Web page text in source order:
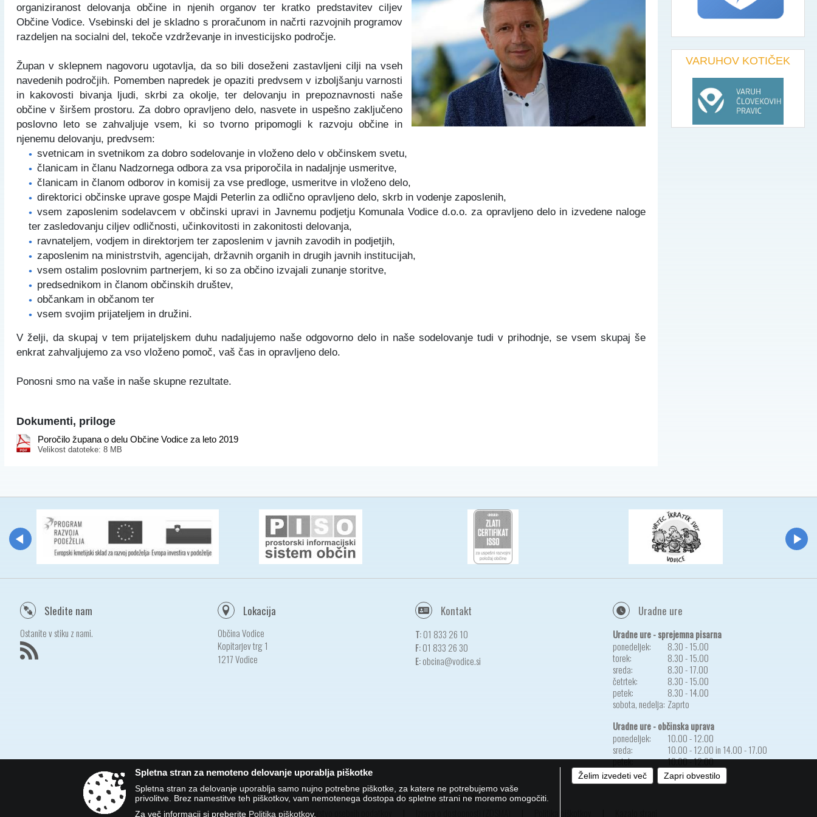
organiziranost delovanja občine in njenih organov ter kratko predstavitev ciljev
Občine Vodice. Vsebinski del je skladno s proračunom in načrti razvojnih programov
razdeljen na socialni del, tekoče vzdrževanje in investicijsko področje.
Župan v sklepnem nagovoru ugotavlja, da so bili doseženi zastavljeni cilji na vseh
navedenih področjih. Pomemben napredek je opaziti predvsem v izboljšanju varnosti
in kakovosti bivanja ljudi, skrbi za okolje, ter delovanju in prepoznavnosti naše
občine v širšem prostoru. Za dobro opravljeno delo, nasvete in uspešno zaključeno
poslovno leto se zahvaljuje vsem, ki so tvorno pripomogli k razvoju občine in
njenemu delovanju, predvsem:
svetnicam in svetnikom za dobro sodelovanje in vloženo delo v občinskem svetu,
članicam in članu Nadzornega odbora za vsa priporočila in nadaljnje usmeritve,
članicam in članom odborov in komisij za vse predloge, usmeritve in vloženo delo,
direktorici občinske uprave gospe Majdi Peterlin za odlično opravljeno delo, skrb in vodenje zaposlenih,
vsem zaposlenim sodelavcem v občinski upravi in Javnemu podjetju Komunala Vodice d.o.o. za opravljeno delo in izvedene naloge
ter zasledovanju ciljev odličnosti, učinkovitosti in zakonitosti delovanja,
ravnateljem, vodjem in direktorjem ter zaposlenim v javnih zavodih in podjetjih,
zaposlenim na ministrstvih, agencijah, državnih organih in drugih javnih institucijah,
vsem ostalim poslovnim partnerjem, ki so za občino izvajali zunanje storitve,
predsednikom in članom občinskih društev,
občankam in občanom ter
vsem svojim prijateljem in družini.
V želji, da skupaj v tem prijateljskem duhu nadaljujemo naše odgovorno delo in naše sodelovanje tudi v prihodnje, se vsem skupaj še
enkrat zahvaljujemo za vso vloženo pomoč, vaš čas in opravljeno delo.
Ponosni smo na vaše in naše skupne rezultate.
Dokumenti, priloge
Poročilo župana o delu Občine Vodice za leto 2019
Velikost datoteke: 8 MB
VARUHOV KOTIČEK
Sledite nam
Ostanite v stiku z nami.
Lokacija
Občina Vodice
Kopitarjev trg 1
1217 Vodice
Kontakt
T:01 833 26 10
F:01 833 26 30
E:obcina@vodice.si
Uradne ure
Uradne ure - sprejemna pisarna
ponedeljek:
8.30 - 15.00
torek:
8.30 - 15.00
sreda:
8.30 - 17.00
četrtek:
8.30 - 15.00
petek:
8.30 - 14.00
sobota, nedelja: Zaprto
Uradne ure - občinska uprava
ponedeljek:
10.00 - 12.00
sreda:
10.00 - 12.00 in 14.00 - 17.00
petek:
10.00 - 12.00
Zasnova, izvedba in vzdrževanje: Sigmateh d.o.o.
Splošni pogoji spletne strani
| Center za varstvo osebnih podatkov
Spletna stran za nemoteno delovanje uporablja piškotke
Spletna stran za delovanje uporablja samo nujno potrebne piškotke, za katere ne potrebujemo vaše
privolitve. Brez namestitve teh piškotkov, vam nemotenega dostopa do spletne strani ne moremo omogočiti.
Za več informacij si preberite Politika piškotkov.
Želim izvedeti več Zapri obvestilo
Certifikati in priznanja
Zbornik Občine Vodice
Lokalne volitve 2022
Participativni proračun
Javno podjetje Komunala Vodice, d.o.o.
e-Tržnica lokalnih ponudnikov hrane
RRA LUR (LAS Za mesto in vas)
Mediji o občini Vodice
Kopitarjev glas
Galerija slik
Štab Civilne zaščite Občine Vodice
Organigram občine